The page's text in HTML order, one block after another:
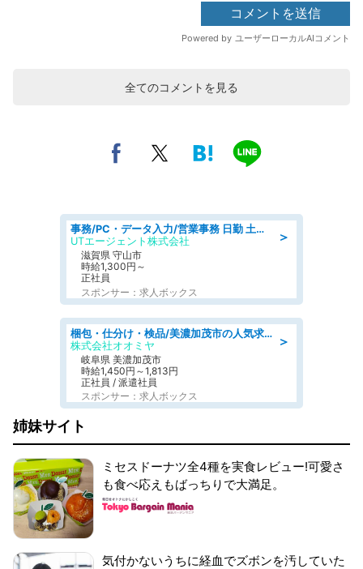
全てのコメントを見る
＞
事務/PC・データ入力/営業事務 日勤 土日休み 船舶用のエンジンを扱う会社 総合事務
UTエージェント株式会社
滋賀県 守山市
時給1,300円～
正社員
スポンサー：求人ボックス
＞
梱包・仕分け・検品/美濃加茂市の人気求人仕分け/高時給/長期休暇充実
株式会社オオミヤ
岐阜県 美濃加茂市
時給1,450円～1,813円
正社員 / 派遣社員
スポンサー：求人ボックス
姉妹サイト
ミセスドーナツ全4種を実食レビュー!可愛さ
も食べ応えもばっちりで大満足。
気付かないうちに経血でズボンを汚していた